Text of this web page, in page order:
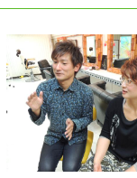
いますし、心地良く過ご
■最後に地域の皆様に
す。
【中尾 幸子 スタイリスト
当店では着付けもできま
には是非ご利用いただけ
お客様の中には学生の時